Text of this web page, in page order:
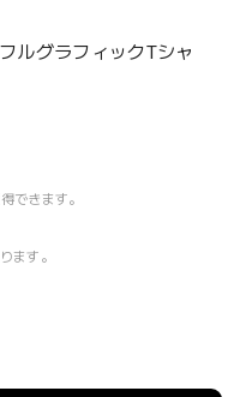
ルグラフィックTシャ
できます。
ます。